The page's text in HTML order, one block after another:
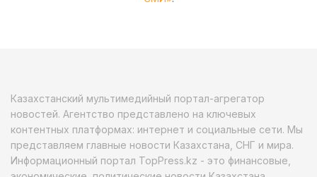
Казахстанский мультимедийный портал-агрегатор
новостей. Агентство представлено на ключевых
контентных платформах: интернет и социальные сети. Мы
представляем главные новости Казахстана, СНГ и мира.
Информационный портал TopPress.kz - это финансовые,